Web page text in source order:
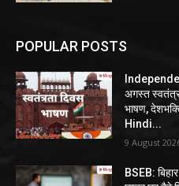
POPULAR POSTS
अगस्त
भाषण,
Hindi...
9 August
BSEB: